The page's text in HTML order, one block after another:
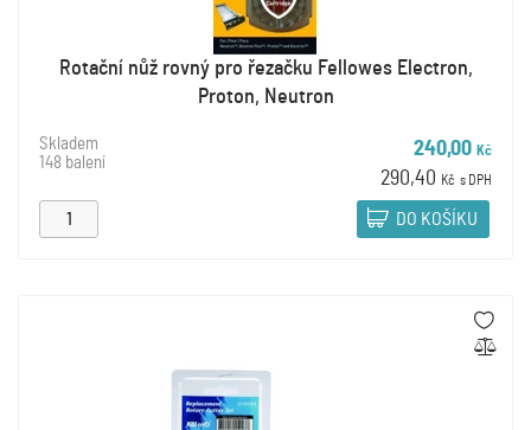
Rotační nůž rovný pro řezačku Fellowes Electron,
Proton, Neutron
Skladem
148 balení
240,00 Kč
290,40 Kč s DPH
DO KOŠÍKU